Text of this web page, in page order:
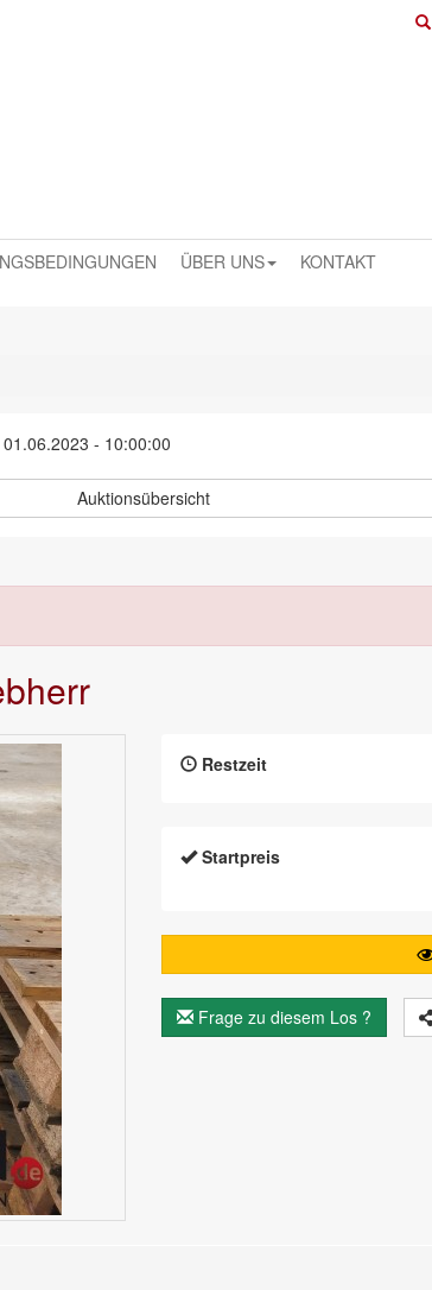
ÜBER UNS KONTAKT
- 10:00:00
Auktionsübersicht
Restzeit
Startpreis
Frage zu diesem Los ?